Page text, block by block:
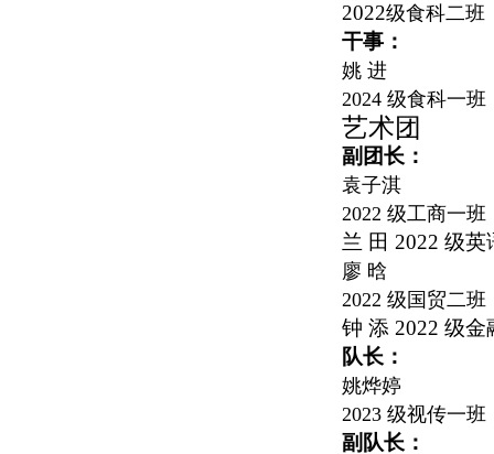
2022级食科二班
干事：
姚 进
2024 级食科一班
艺术团
副团长：
袁子淇
2022 级工商一班
兰 田 2022 级英
廖 晗
2022 级国贸二班
钟 添 2022 级金
队长：
姚烨婷
2023 级视传一班
副队长：